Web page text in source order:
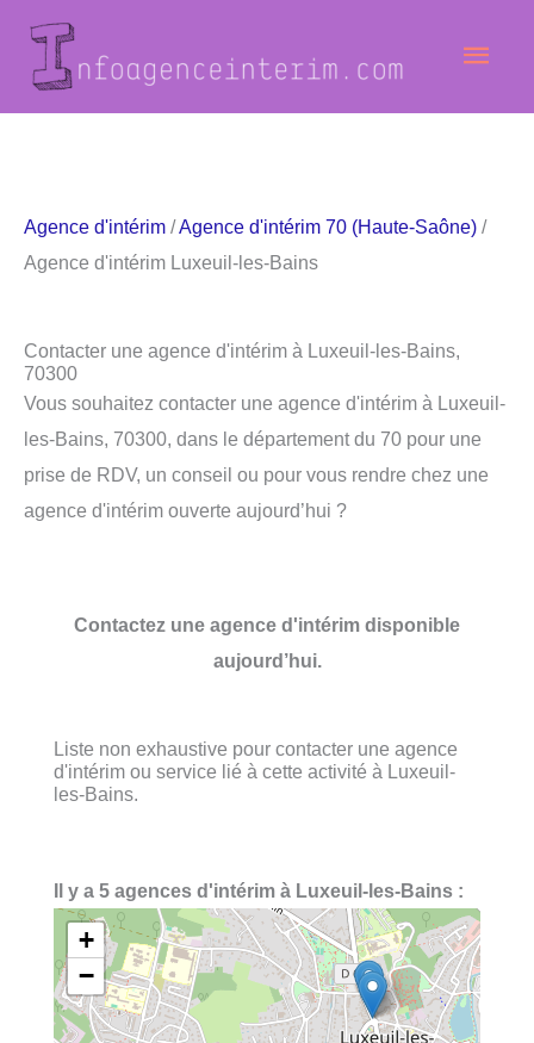
contenu
Agence d'intérim /Agence d'intérim 70 (Haute-Saône) /
Agence d'intérim Luxeuil-les-Bains
Contacter une agence d'intérim à Luxeuil-les-Bains,
70300
Vous souhaitez contacter une agence d'intérim à Luxeuil-
les-Bains, 70300, dans le département du 70 pour une
prise de RDV, un conseil ou pour vous rendre chez une
agence d'intérim ouverte aujourd’hui ?
Contactez une agence d'intérim disponible
aujourd’hui.
Liste non exhaustive pour contacter une agence
d'intérim ou service lié à cette activité à Luxeuil-
les-Bains.
Il y a 5 agences d'intérim à Luxeuil-les-Bains :
+
−